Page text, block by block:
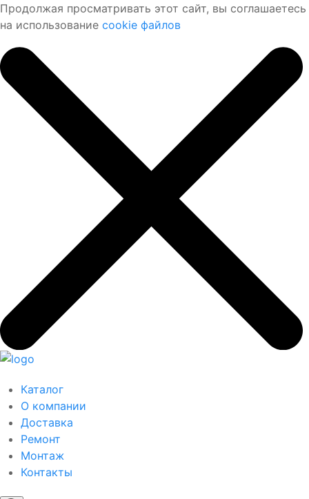
Продолжая просматривать этот сайт, вы соглашаетесь
на использование cookie файлов
Каталог
О компании
Доставка
Ремонт
Монтаж
Контакты